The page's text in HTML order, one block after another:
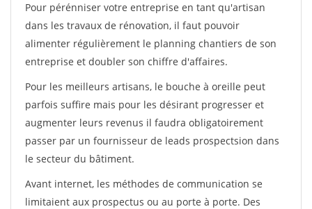
Pour pérénniser votre entreprise en tant qu'artisan
dans les travaux de rénovation, il faut pouvoir
alimenter régulièrement le planning chantiers de son
entreprise et doubler son chiffre d'affaires.
Pour les meilleurs artisans, le bouche à oreille peut
parfois suffire mais pour les désirant progresser et
augmenter leurs revenus il faudra obligatoirement
passer par un fournisseur de leads prospectsion dans
le secteur du bâtiment.
Avant internet, les méthodes de communication se
limitaient aux prospectus ou au porte à porte. Des